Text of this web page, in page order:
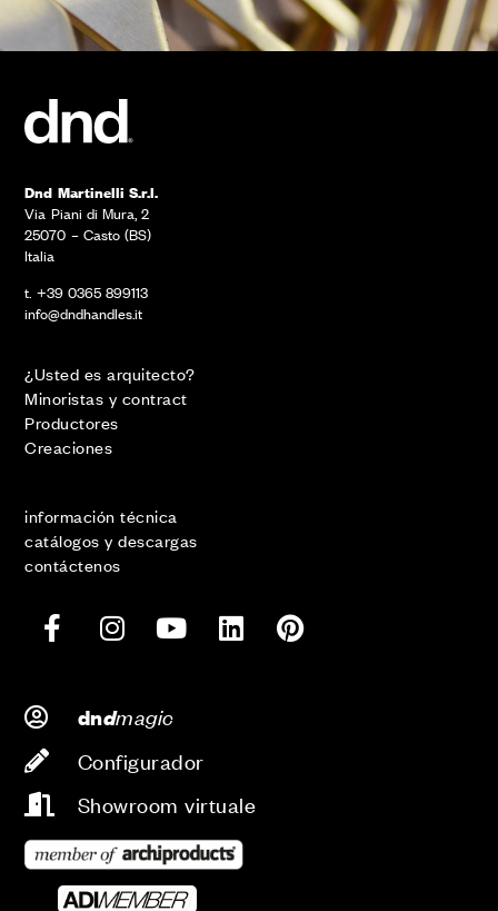
Dnd Martinelli S.r.l.
Via Piani di Mura, 2
25070 – Casto (BS)
Italia
t. +39 0365 899113
info@dndhandles.it
¿Usted es arquitecto?
Minoristas y contract
Productores
Creaciones
información técnica
catálogos y descargas
contáctenos
dndmagic
Configurador
Showroom virtuale